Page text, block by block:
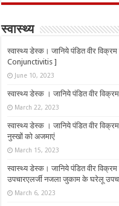
स्वास्थ्य
स्वास्थ्य डेस्क। जानिये पंडित वीर
Conjunctivitis ]
June 10, 2023
स्वास्थ्य डेस्क । जानिये पंडित वीर
March 22, 2023
स्वास्थ्य डेस्क । जानिये पंडित वीर
नुस्‍खों को अजमाएं
March 15, 2023
स्वास्थ्य डेस्क। जानिये पंडित वीर
उपचारएलर्जी नजला जुकाम के घरेलू
March 6, 2023